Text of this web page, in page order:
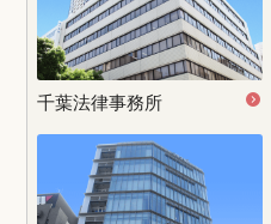
千葉法律事務所